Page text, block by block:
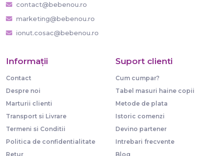
contact@bebenou.ro
marketing@bebenou.ro
ionut.cosac@bebenou.ro
Informaţii
Contact
Despre noi
Marturii clienti
Transport si Livrare
Termeni si Conditii
Politica de confidentialitate
Retur
Suport clienti
Cum cumpar?
Tabel masuri haine copii
Metode de plata
Istoric comenzi
Devino partener
Intrebari frecvente
Blog